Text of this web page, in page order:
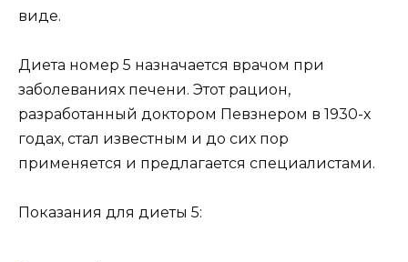
виде.
Диета номер 5 назначается врачом при
заболеваниях печени. Этот рацион,
разработанный доктором Певзнером в 1930-х
годах, стал известным и до сих пор
применяется и предлагается специалистами.
Показания для диеты 5: